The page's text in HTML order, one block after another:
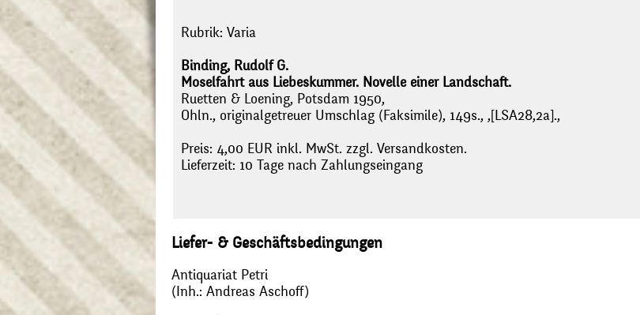
Rubrik: Varia
Binding, Rudolf G.
Moselfahrt aus Liebeskummer. Novelle einer Landschaft.
Ruetten & Loening, Potsdam 1950,
Ohln., originalgetreuer Umschlag (Faksimile), 149s., ,[LSA28,2a].,
Preis: 4,00 EUR inkl. MwSt. zzgl. Versandkosten.
Lieferzeit: 10 Tage nach Zahlungseingang
Liefer- & Geschäftsbedingungen
Antiquariat Petri
(Inh.: Andreas Aschoff)